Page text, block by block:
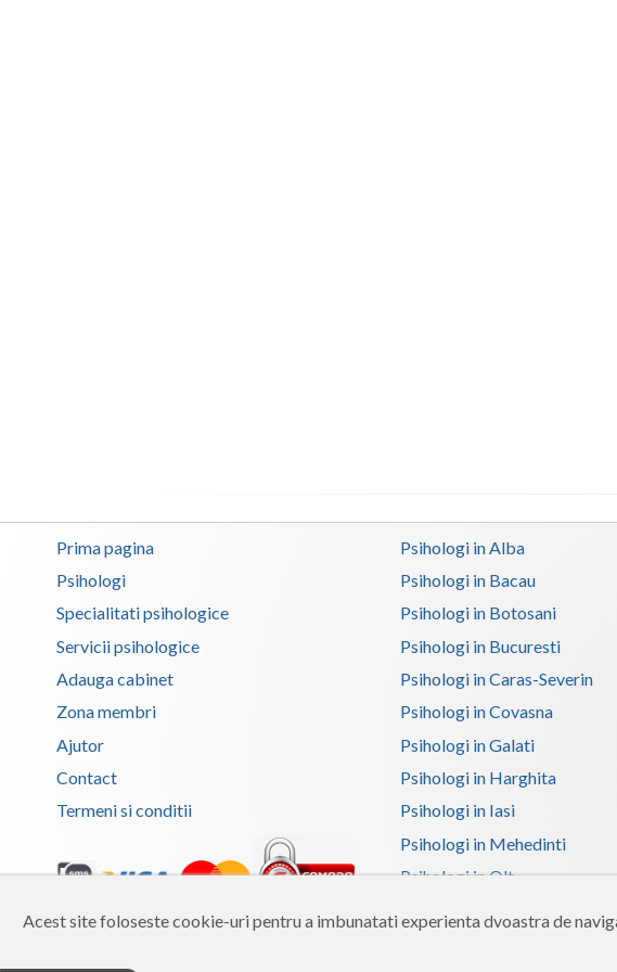
Acest site foloseste cookie-uri pentru a imbunatati experienta dvoastra de
Prima pagina
Psihologi
Specialitati psihologice
Servicii psihologice
Adauga cabinet
Zona membri
Ajutor
Contact
Termeni si conditii
Copyright 2026 Reframing SRL
Psihologi in Alba
Psihologi in Bacau
Psihologi in Botosani
Psihologi in Bucuresti
Psihologi in Caras-Severin
Psihologi in Covasna
Psihologi in Galati
Psihologi in Harghita
Psihologi in Iasi
Psihologi in Mehedinti
Psihologi in Olt